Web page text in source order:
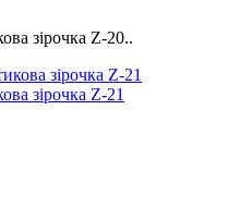
зірочка Z-20..
зірочка Z-21